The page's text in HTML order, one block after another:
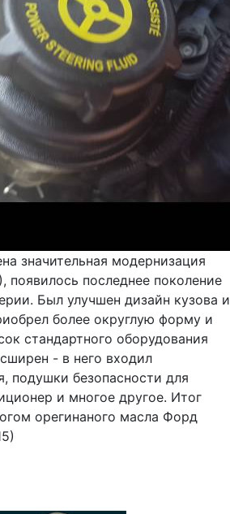
значительная модернизация
появилось последнее поколение
Был улучшен дизайн кузова и
более округлую форму и
стандартного оборудования
- в него входил
подушки безопасности для
и многое другое. Итог
орегинаного масла Форд